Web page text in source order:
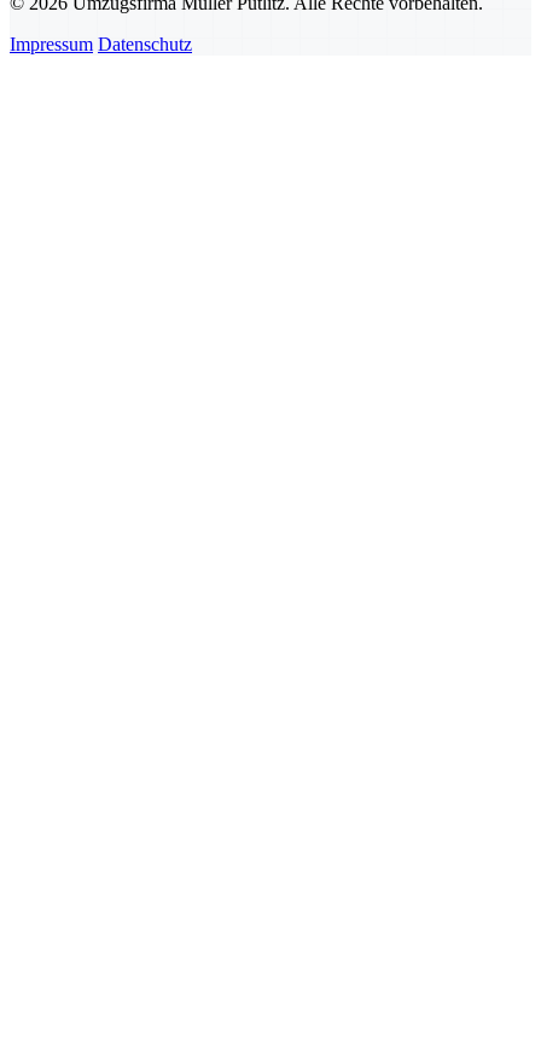
Impressum Datenschutz